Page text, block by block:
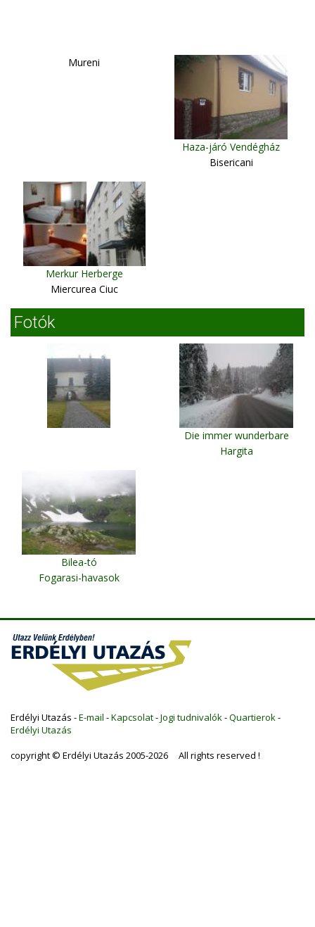
Mureni
Haza-járó Vendégház
Bisericani
Merkur Herberge
Miercurea Ciuc
Fotók
Die immer wunderbare
Hargita
Bilea-tó
Fogarasi-havasok
Erdélyi Utazás -E-mail -Kapcsolat-Jogi tudnivalók -Quartierok -
Erdélyi Utazás
copyright © Erdélyi Utazás 2005-2026 All rights reserved !